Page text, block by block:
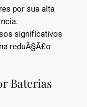
por sua alta
significativos
reduÃ§Ã£o
Baterias